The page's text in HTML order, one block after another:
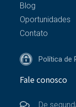
Blog
Oportunidades
Contato
Política de
Fale conosco
De